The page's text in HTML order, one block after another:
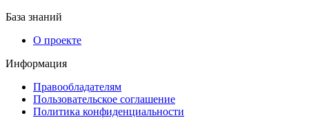
База знаний
О проекте
Информация
Правообладателям
Пользовательское соглашение
Политика конфиденциальности